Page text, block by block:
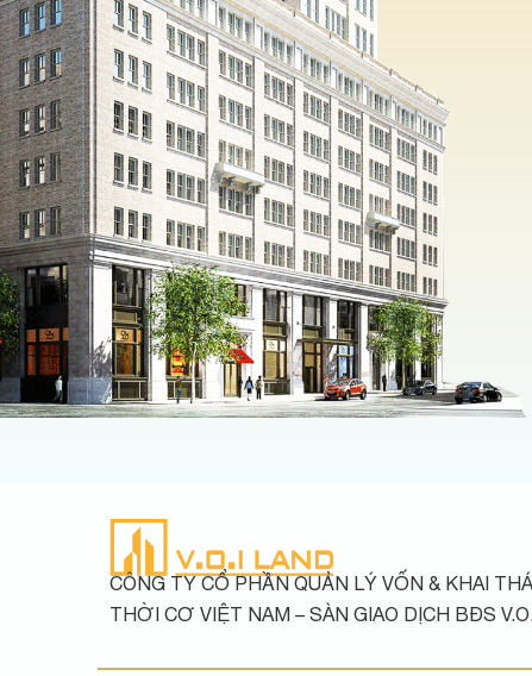
CÔNG TY CỔ PHẦN QUẢN LÝ VỐN & KHAI
THỜI CƠ VIỆT NAM – SÀN GIAO DỊCH BĐS